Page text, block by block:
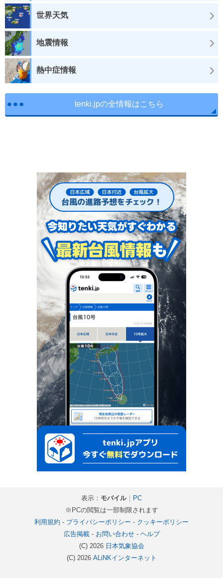
世界天気
地震情報
熱中症情報
tenki.jpの全情報はこちら
表示： モバイル｜
PC
※PCの閲覧は一部制限されます
利用規約 - プライバシーポリシー - クッキーポリシー
広告掲載- お問い合わせ- ヘルプ
(C) 2026 日本気象協会
(C) 2026 ALiNKインターネット